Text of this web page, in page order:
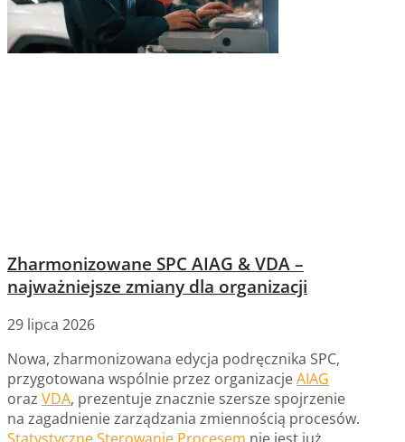
Zharmonizowane SPC AIAG & VDA –
najważniejsze zmiany dla organizacji
29 lipca 2026
Nowa, zharmonizowana edycja podręcznika SPC,
przygotowana wspólnie przez organizacjeAIAG
oraz VDA, prezentuje znacznie szersze spojrzenie
na zagadnienie zarządzania zmiennością procesów.